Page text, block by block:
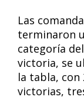
Las
terminaron
categoría
victoria, se
la tabla, con
victorias,